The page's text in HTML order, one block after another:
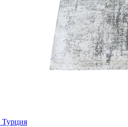
Турция